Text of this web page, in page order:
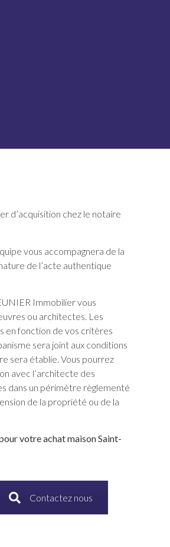
d’acquisition chez le notaire
vous accompagnera de la
de l’acte authentique
Immobilier vous
ou architectes. Les
en fonction de vos critères
sera joint aux conditions
sera établie. Vous pourrez
avec l’architecte des
dans un périmètre règlementé
de la propriété ou de la
votre achat maison Saint-
Contactez nous